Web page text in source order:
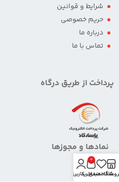
شرایط و قوانین
حریم خصوصی
درباره ما
تماس با ما
پرداخت از طریق درگاه
نمادها و مجوزها
علاقه مندی
0
سبد خرید
حساب کاربری من